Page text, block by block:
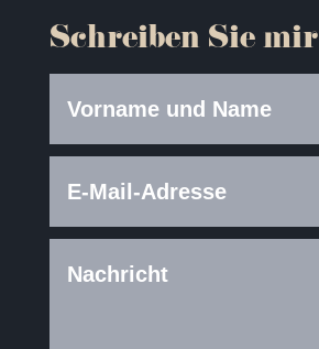
Schreiben Sie mir